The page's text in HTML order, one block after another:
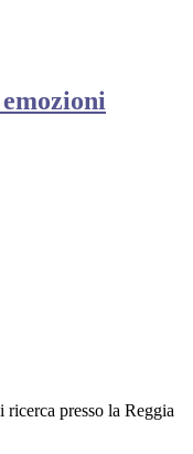
presso la Reggia